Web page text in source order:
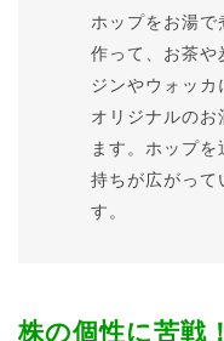
ホップをお湯で
作って、お茶や
ジンやウォッカ
オリジナルのお
ます。ホップ
持ちが広がって
す。
株の個性に苦戦